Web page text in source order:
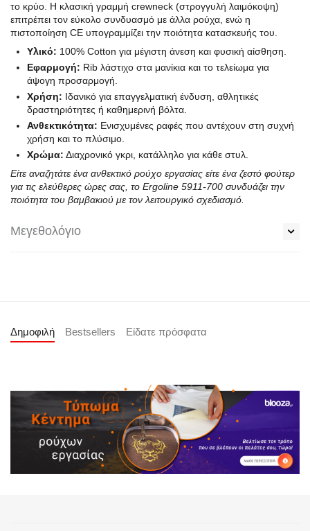
το κρύο. Η κλασική γραμμή crewneck (στρογγυλή λαιμόκοψη)
επιτρέπει τον εύκολο συνδυασμό με άλλα ρούχα, ενώ η
πιστοποίηση CE υπογραμμίζει την ποιότητα κατασκευής του.
Υλικό: 100% Cotton για μέγιστη άνεση και φυσική αίσθηση.
Εφαρμογή: Rib λάστιχο στα μανίκια και το τελείωμα για
άψογη προσαρμογή.
Χρήση: Ιδανικό για επαγγελματική ένδυση, αθλητικές
δραστηριότητες ή καθημερινή βόλτα.
Ανθεκτικότητα: Ενισχυμένες ραφές που αντέχουν στη συχνή
χρήση και το πλύσιμο.
Χρώμα: Διαχρονικό γκρι, κατάλληλο για κάθε στυλ.
Είτε αναζητάτε ένα ανθεκτικό ρούχο εργασίας είτε ένα ζεστό φούτερ
για τις ελεύθερες ώρες σας, το Ergoline 5911-700 συνδυάζει την
ποιότητα του βαμβακιού με τον λειτουργικό σχεδιασμό.
Μεγεθολόγιο
Δημοφιλή Bestsellers Είδατε πρόσφατα